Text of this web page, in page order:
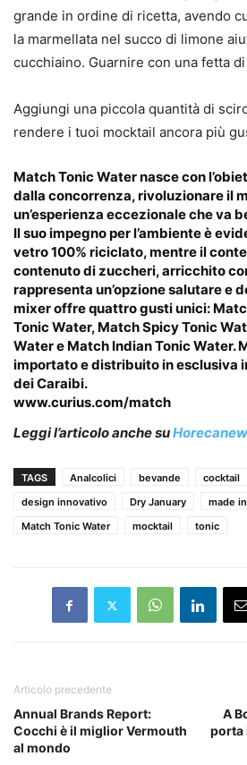
grande in ordine di ricetta, avendo
la marmellata nel succo di limone
cucchiaino. Guarnire con una fetta di
Aggiungi una piccola quantità di
rendere i tuoi mocktail ancora più
Match Tonic Water nasce con
dalla concorrenza, rivoluzionare il
un’esperienza eccezionale che va
Il suo impegno per l’ambiente è
vetro 100% riciclato, mentre il
contenuto di zuccheri, arricchito
rappresenta un’opzione salutare e
mixer offre quattro gusti unici:
Tonic Water, Match Spicy Tonic
Water e Match Indian Tonic Water.
importato e distribuito in esclusiva
dei Caraibi.
www.curius.com/match
Leggi l’articolo anche su
TAGS Analcolici bevande cocktail
design innovativo
Dry January
made
Match Tonic Water
mocktail tonic
Articolo precedente
Annual Brands Report:
Cocchi è il miglior Vermouth
al mondo
A
porta